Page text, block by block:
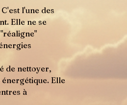
l'une des
Elle ne se
de nettoyer,
Elle
à